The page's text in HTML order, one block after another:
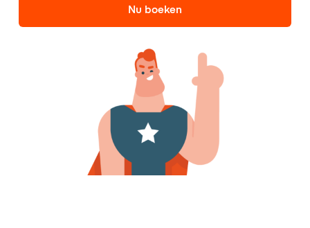
Nu boeken